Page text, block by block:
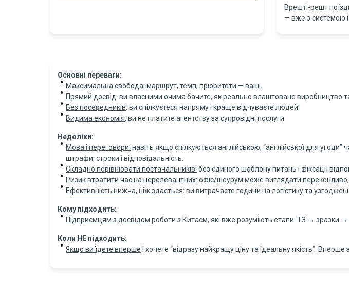
Врешті-решт
— вже з системою
Основні переваги:
Максимальна свобода: маршрут, темп, пріоритети — ваші.
Прямий досвід: ви власними очима бачите, як реально влаштоване виробництво та
Без посередників: ви спілкуєтеся напряму і краще відчуваєте людей.
Видима економія: ви не платите агентству за супровідні послуги
Недоліки:
Мова і переговори: навіть якщо спілкуються англійською, “англійської для
штрафи, строки і відповідальність.
Складно порівнювати постачальників: без єдиного шаблону питань і фіксації
Ризик втратити час на нерелевантних: офіс/шоурум може виглядати
Ефективність нижча, ніж здається: ви витрачаєте години на логістику та
Кому підходить:
Підприємцям з досвідом роботи з Китаєм, які вже розуміють етапи: ТЗ →
Коли НЕ підходить:
Якщо ви їдете вперше і хочете “відразу найкращу ціну та ідеальну якість”.